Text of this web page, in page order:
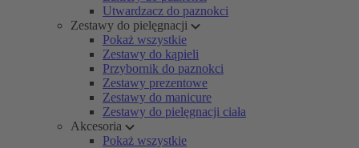
Utwardzacz do paznokci
Zestawy do pielęgnacji
Pokaż wszystkie
Zestawy do kąpieli
Przybornik do paznokci
Zestawy prezentowe
Zestawy do manicure
Zestawy do pielęgnacji ciała
Akcesoria
Pokaż wszystkie